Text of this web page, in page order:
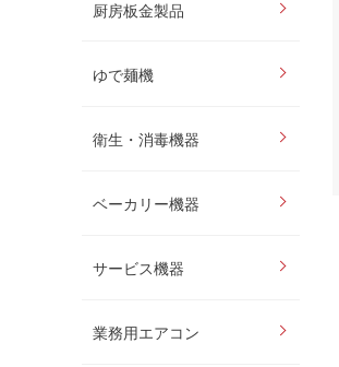
厨房板金製品
ゆで麺機
衛生・消毒機器
ベーカリー機器
サービス機器
業務用エアコン